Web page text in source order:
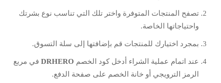
تصفح المنتجات المتوفرة واختر تلك التي تناسب نوع بشرتك
واحتياجاتها الخاصة.
بمجرد اختيارك للمنتجات قم بإضافتها إلى سلة التسوق.
عند اتمام عملية الشراء أدخل كود الخصم DRHERO في مربع
الرمز الترويجي أو خانة الخصم على صفحة الدفع.